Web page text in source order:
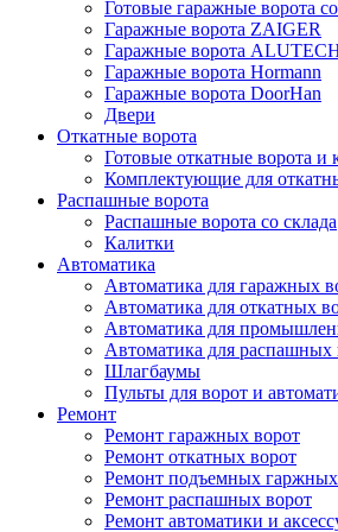
Готовые гаражные ворота
Гаражные ворота ZAIGER
Гаражные ворота
Гаражные ворота Hormann
Гаражные ворота DoorHan
Двери
Откатные ворота
Готовые откатные ворота и
Комплектующие для
Распашные ворота
Распашные ворота со склада
Калитки
Автоматика
Автоматика для гаражных
Автоматика для откатных
Автоматика для
Автоматика для распашных
Шлагбаумы
Пульты для ворот и
Ремонт
Ремонт гаражных ворот
Ремонт откатных ворот
Ремонт подъемных
Ремонт распашных ворот
Ремонт автоматики и